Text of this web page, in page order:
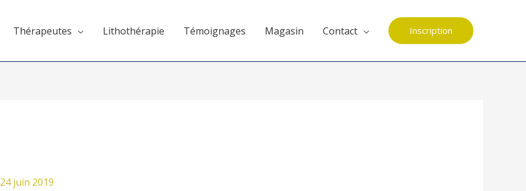
Thérapeutes Lithothérapie Témoignages Magasin Contact Inscription
24 juin 2019